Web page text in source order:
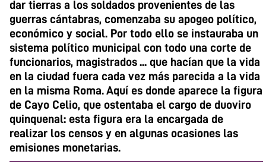
dar tierras a los soldados provenientes de las
guerras cántabras, comenzaba su apogeo político,
económico y social. Por todo ello se instauraba un
sistema político municipal con todo una corte de
funcionarios, magistrados ... que hacían que la vida
en la ciudad fuera cada vez más parecida a la vida
en la misma Roma. Aquí es donde aparece la figura
de Cayo Celio, que ostentaba el cargo de duoviro
quinquenal: esta figura era la encargada de
realizar los censos y en algunas ocasiones las
emisiones monetarias.